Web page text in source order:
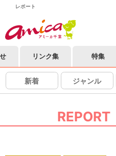
レポート
リンク集 特集
新着 ジャンル
REPORT